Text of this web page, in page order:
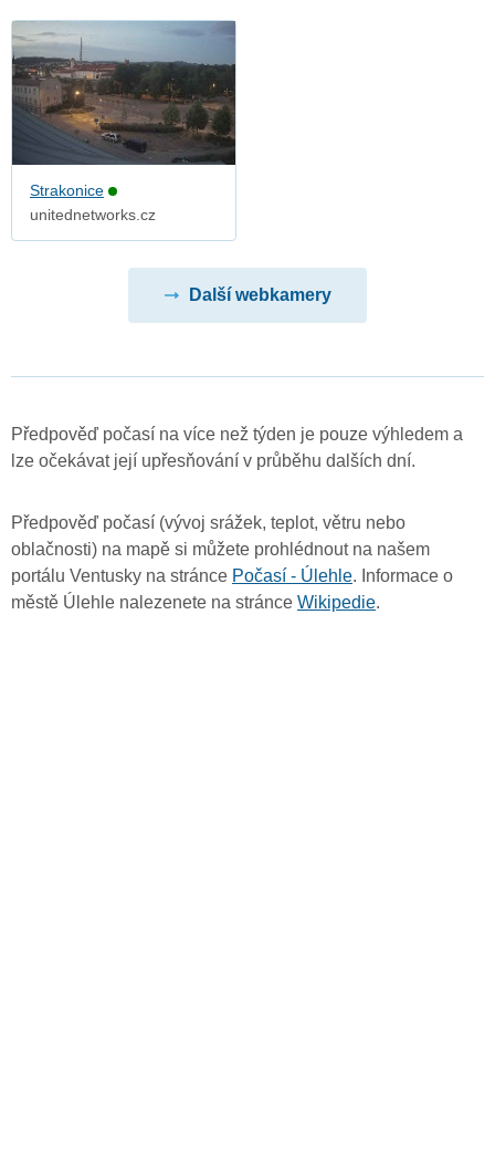
Strakonice
unitednetworks.cz
Další webkamery
Předpověď počasí na více než týden je pouze výhledem a
lze očekávat její upřesňování v průběhu dalších dní.
Předpověď počasí (vývoj srážek, teplot, větru nebo
oblačnosti) na mapě si můžete prohlédnout na našem
portálu Ventusky na stránce Počasí - Úlehle. Informace o
městě Úlehle nalezenete na stránce Wikipedie.